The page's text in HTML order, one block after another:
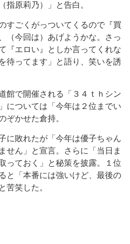
指原莉乃）」と告白。
すごくがっついてくるので『買
（今回は）あげようかな。さっ
『エロい』としか言ってくれな
待ってます」と語り、笑いを誘
館で開催される「３４ｔｈシン
については「今年は２位までい
ぞかせた倉持。
に敗れたが「今年は優子ちゃん
せん」と宣言。さらに「当日ま
っておく」と秘策を披露。１位
と「本番には強いけど、最後の
苦笑した。